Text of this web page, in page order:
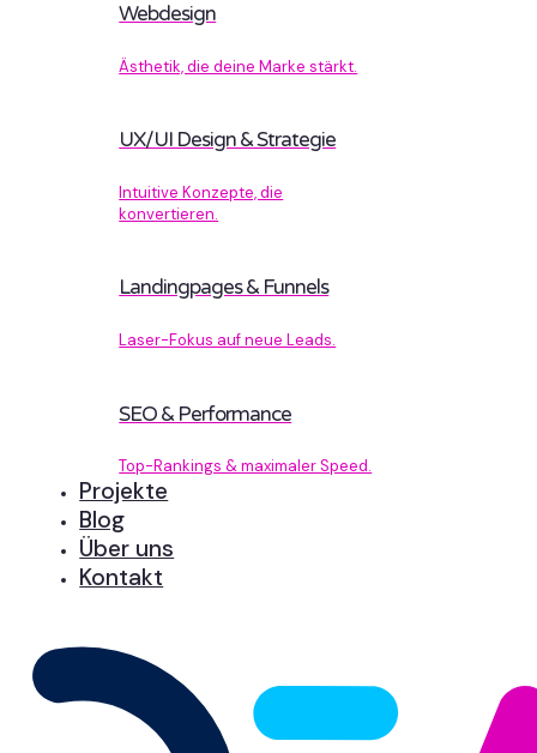
Webdesign
Ästhetik, die deine Marke stärkt.
UX/UI Design & Strategie
Intuitive Konzepte, die
konvertieren.
Landingpages & Funnels
Laser-Fokus auf neue Leads.
SEO & Performance
Top-Rankings & maximaler Speed.
Projekte
Blog
Über uns
Kontakt